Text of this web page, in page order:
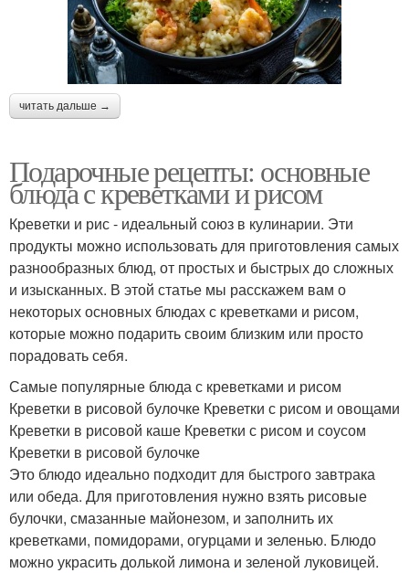
читать дальше →
Подарочные рецепты: основные
блюда с креветками и рисом
Креветки и рис - идеальный союз в кулинарии. Эти
продукты можно использовать для приготовления самых
разнообразных блюд, от простых и быстрых до сложных
и изысканных. В этой статье мы расскажем вам о
некоторых основных блюдах с креветками и рисом,
которые можно подарить своим близким или просто
порадовать себя.
Самые популярные блюда с креветками и рисом
Креветки в рисовой булочке Креветки с рисом и овощами
Креветки в рисовой каше Креветки с рисом и соусом
Креветки в рисовой булочке
Это блюдо идеально подходит для быстрого завтрака
или обеда. Для приготовления нужно взять рисовые
булочки, смазанные майонезом, и заполнить их
креветками, помидорами, огурцами и зеленью. Блюдо
можно украсить долькой лимона и зеленой луковицей.